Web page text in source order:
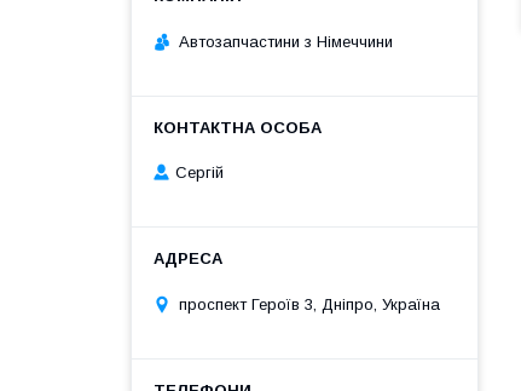
Автозапчастини з Німеччини
Сергій
проспект Героїв 3, Дніпро, Україна